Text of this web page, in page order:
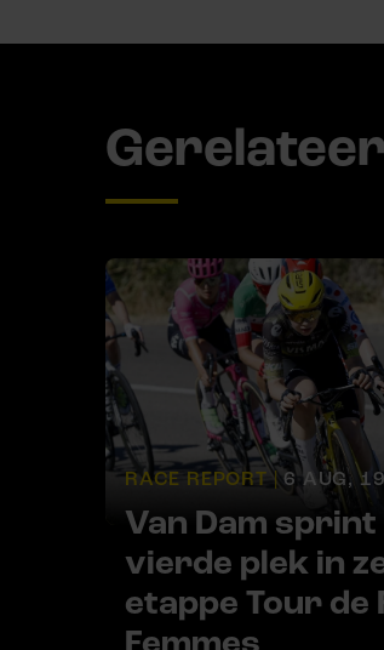
RACE REPORT | 6 AUG,
Van Dam
vierde plek in
etappe Tour de